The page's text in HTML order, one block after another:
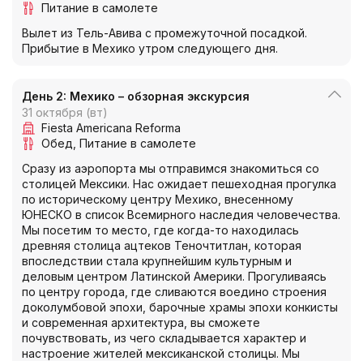
Питание в самолете
Вылет из Тель-Авива с промежуточной посадкой.
Прибытие в Мехико утром следующего дня.
День 2: Мехико – обзорная экскурсия
31 октября (вт)
Fiesta Americana Reforma
Обед Питание в самолете
Сразу из аэропорта мы отправимся знакомиться со
столицей Мексики. Нас ожидает пешеходная прогулка
по историческому центру Мехико, внесенному
ЮНЕСКО в список Всемирного наследия человечества.
Мы посетим то место, где когда-то находилась
древняя столица ацтеков Теночтитлан, которая
впоследствии стала крупнейшим культурным и
деловым центром Латинской Америки. Прогуливаясь
по центру города, где сливаются воедино строения
доколумбовой эпохи, барочные храмы эпохи конкисты
и современная архитектура, вы сможете
почувствовать, из чего складывается характер и
настроение жителей мексиканской столицы. Мы